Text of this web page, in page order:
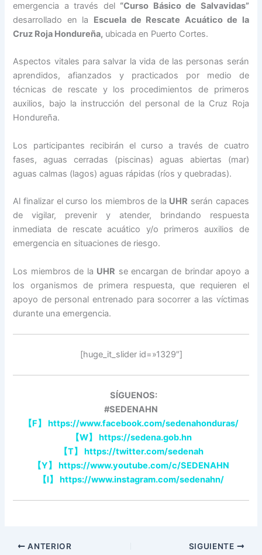
emergencia a través del “Curso Básico de Salvavidas”
desarrollado en la Escuela de Rescate Acuático de la
Cruz Roja Hondureña, ubicada en Puerto Cortes.
Aspectos vitales para salvar la vida de las personas serán
aprendidos, afianzados y practicados por medio de
técnicas de rescate y los procedimientos de primeros
auxilios, bajo la instrucción del personal de la Cruz Roja
Hondureña.
Los participantes recibirán el curso a través de cuatro
fases, aguas cerradas (piscinas) aguas abiertas (mar)
aguas calmas (lagos) aguas rápidas (ríos y quebradas).
Al finalizar el curso los miembros de la UHR serán capaces
de vigilar, prevenir y atender, brindando respuesta
inmediata de rescate acuático y/o primeros auxilios de
emergencia en situaciones de riesgo.
Los miembros de la UHR se encargan de brindar apoyo a
los organismos de primera respuesta, que requieren el
apoyo de personal entrenado para socorrer a las víctimas
durante una emergencia.
[huge_it_slider id=»1329″]
SÍGUENOS:
#SEDENAHN
【F】
https://www.facebook.com/sedenahonduras/
【W】
https://sedena.gob.hn
【T】
https://twitter.com/sedenah
【Y】
https://www.youtube.com/c/SEDENAHN
【I】 https://www.instagram.com/sedenahn/
ANTERIOR SIGUIENTE